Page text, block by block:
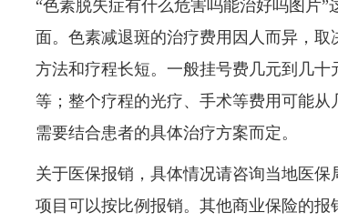
“色素脱失症有什么危害吗能治好吗图片
面。色素减退斑的治疗费用因人而异，
方法和疗程长短。一般挂号费几元到几
等；整个疗程的光疗、手术等费用可能
需要结合患者的具体治疗方案而定。
关于医保报销，具体情况请咨询当地医
项目可以按比例报销。其他商业保险的报